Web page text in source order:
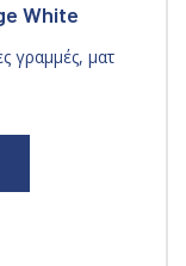
White
γραμμές, ματ